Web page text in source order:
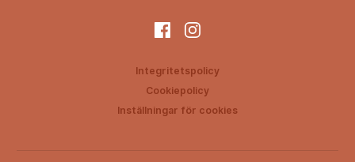
Integritetspolicy
Cookiepolicy
Inställningar för cookies